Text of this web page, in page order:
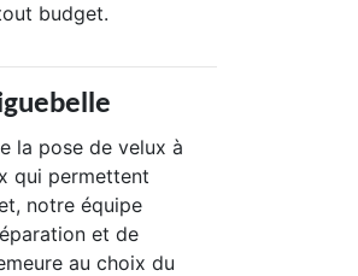
budget.
la pose de velux à
qui permettent
notre équipe
et de
au choix du